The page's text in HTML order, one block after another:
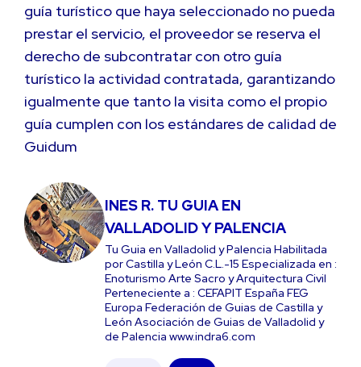
guía turístico que haya seleccionado no pueda
prestar el servicio, el proveedor se reserva el
derecho de subcontratar con otro guía
turístico la actividad contratada, garantizando
igualmente que tanto la visita como el propio
guía cumplen con los estándares de calidad de
Guidum
INES R. TU GUIA EN
VALLADOLID Y PALENCIA
Tu Guia en Valladolid y Palencia Habilitada
por Castilla y León C.L.-15 Especializada en :
Enoturismo Arte Sacro y Arquitectura Civil
Perteneciente a : CEFAPIT España FEG
Europa Federación de Guias de Castilla y
León Asociación de Guias de Valladolid y
de Palencia www.indra6.com